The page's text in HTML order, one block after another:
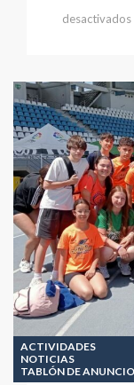
desactivados
ACTIVIDADES
NOTICIAS
TABLÓN DE